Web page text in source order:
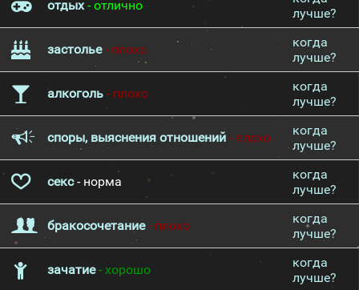
отдых- отлично
лучше?
застолье- плохо
когда
лучше?
алкоголь - плохо
когда
лучше?
споры, выяснения отношений - плохо
когда
лучше?
секс- норма
когда
лучше?
бракосочетание- плохо
когда
лучше?
зачатие- хорошо
когда
лучше?